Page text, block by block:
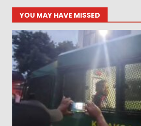
YOU MAY HAVE MISSED